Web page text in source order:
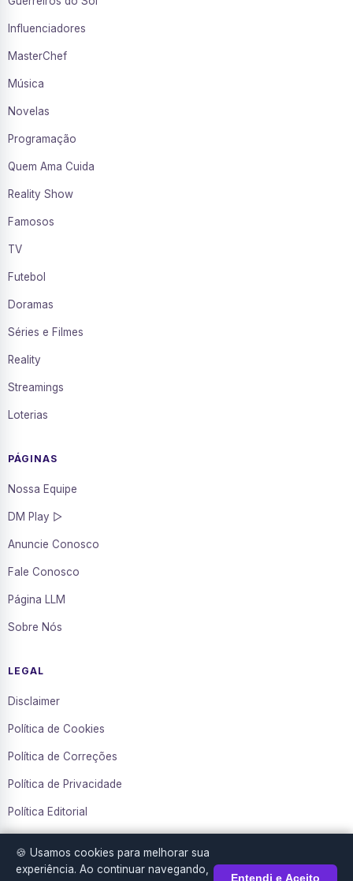
Influenciadores
MasterChef
Música
Novelas
Programação
Quem Ama Cuida
Reality Show
Famosos
TV
Futebol
Doramas
Séries e Filmes
Reality
Streamings
Loterias
PÁGINAS
Nossa Equipe
DM Play ▷
Anuncie Conosco
Fale Conosco
Página LLM
Sobre Nós
LEGAL
Disclaimer
Política de Cookies
Política de Correções
Política de Privacidade
Política Editorial
Transparência
🍪 Usamos cookies para melhorar sua
experiência. Ao continuar navegando,
Entendi e Aceito